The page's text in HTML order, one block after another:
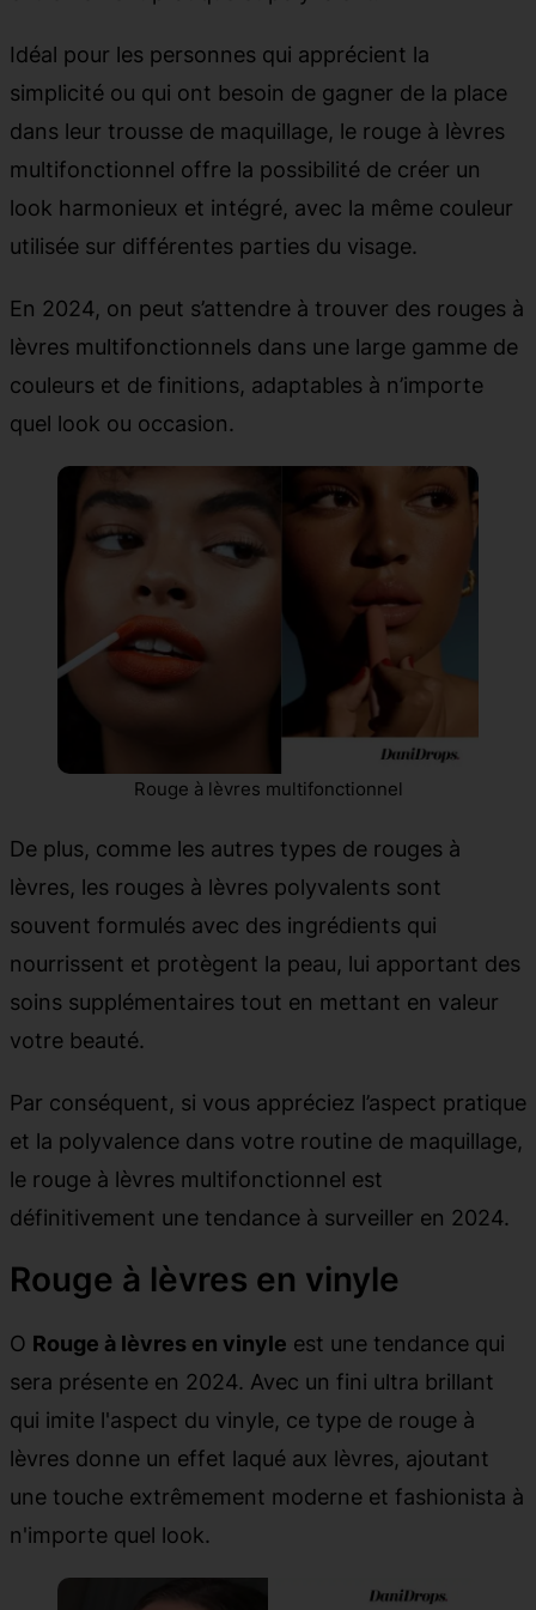
Idéal pour les personnes qui apprécient la
simplicité ou qui ont besoin de gagner de la place
dans leur trousse de maquillage, le rouge à lèvres
multifonctionnel offre la possibilité de créer un
look harmonieux et intégré, avec la même couleur
utilisée sur différentes parties du visage.
En 2024, on peut s’attendre à trouver des rouges à
lèvres multifonctionnels dans une large gamme de
couleurs et de finitions, adaptables à n’importe
quel look ou occasion.
Rouge à lèvres multifonctionnel
De plus, comme les autres types de rouges à
lèvres, les rouges à lèvres polyvalents sont
souvent formulés avec des ingrédients qui
nourrissent et protègent la peau, lui apportant des
soins supplémentaires tout en mettant en valeur
votre beauté.
Par conséquent, si vous appréciez l’aspect pratique
et la polyvalence dans votre routine de maquillage,
le rouge à lèvres multifonctionnel est
définitivement une tendance à surveiller en 2024.
Rouge à lèvres en vinyle
O Rouge à lèvres en vinyle est une tendance qui
sera présente en 2024. Avec un fini ultra brillant
qui imite l'aspect du vinyle, ce type de rouge à
lèvres donne un effet laqué aux lèvres, ajoutant
une touche extrêmement moderne et fashionista à
n'importe quel look.